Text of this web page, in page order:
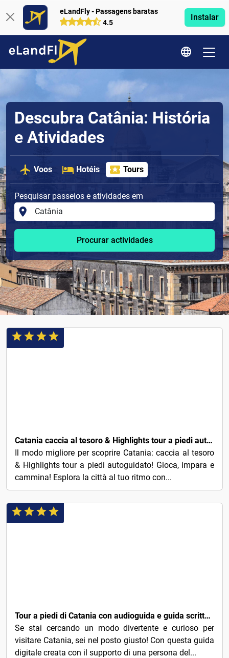
eLandFly - Passagens baratas
4.5
Instalar
Descubra Catânia: História
e Atividades
Voos Hotéis Tours
Pesquisar passeios e atividades em
Procurar actividades
Catania caccia al tesoro & Highlights tour a piedi autoguidato
Il modo migliore per scoprire Catania: caccia al tesoro
& Highlights tour a piedi autoguidato! Gioca, impara e
cammina! Esplora la città al tuo ritmo con...
Tour a piedi di Catania con audioguida e guida scritta da un locale
Se stai cercando un modo divertente e curioso per
visitare Catania, sei nel posto giusto! Con questa guida
digitale creata con il supporto di una persona del...